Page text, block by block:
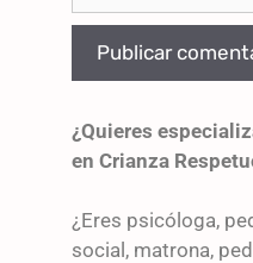
¿Quieres
en Crianza
¿Eres psicóloga,
social, matrona,